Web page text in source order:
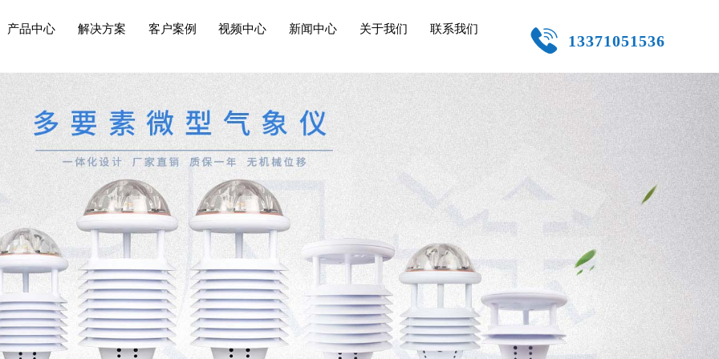
13371051536
产品中心 解决方案 客户案例 视频中心 新闻中心 关于我们 联系我们